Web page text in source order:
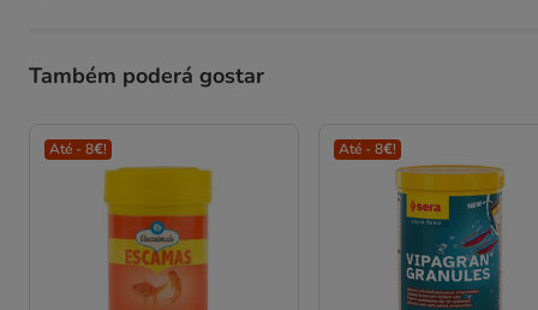
Também poderá gostar
Até - 8€! Até - 8€!